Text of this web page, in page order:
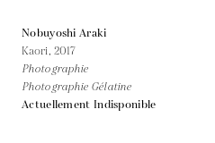
Nobuyoshi Araki
Kaori, 2017
Photographie
Photographie Gélatine
Actuellement Indisponible